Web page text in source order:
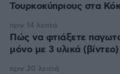
Τουρκοκύπριους στα
Πώς να φτιάξετε
μόνο με 3 υλικά (βίντεο)
πριν 14 λεπτά
πριν 20 λεπτά